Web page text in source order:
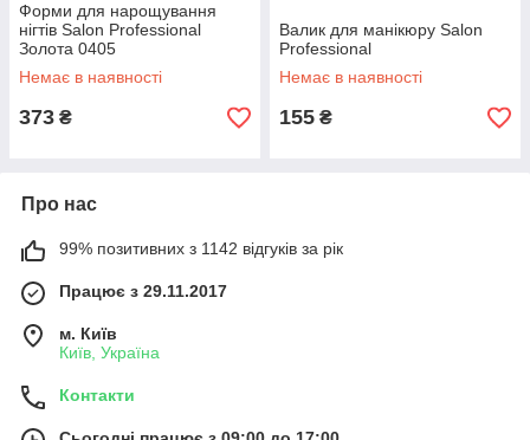
Форми для нарощування
нігтів Salon Professional
Золота 0405
Немає в наявності
373 ₴
Валик для манікюру Salon
Professional
Немає в наявності
155 ₴
Про нас
99% позитивних з 1142 відгуків за рік
Працює з 29.11.2017
м. Київ
Київ, Україна
Контакти